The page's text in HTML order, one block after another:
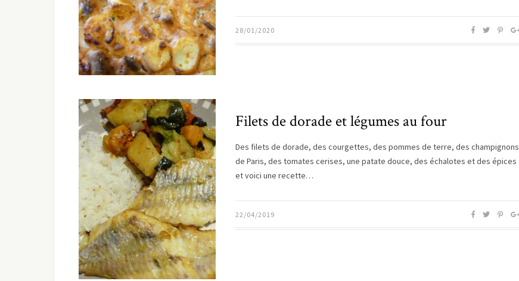
28/01/2020
Filets de dorade et légumes au four
Des filets de dorade, des courgettes, des pommes de terre, des champignons
de Paris, des tomates cerises, une patate douce, des échalotes et des épices
et voici une recette…
22/04/2019